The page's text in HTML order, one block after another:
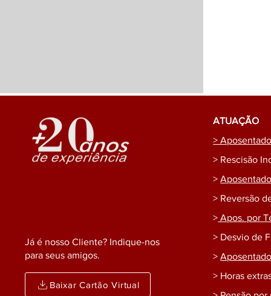
Já é nosso Cliente? Indique-nos
para seus amigos.
Baixar Cartão Virtual
ATUAÇÃO
>
> Rescisão
>
> Reversão
> Apos. por
> Desvio de
>
> Horas